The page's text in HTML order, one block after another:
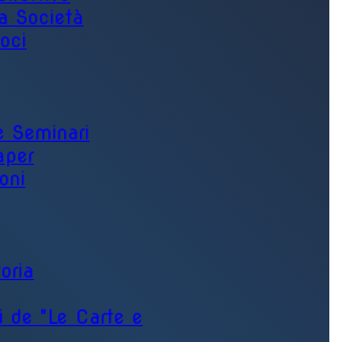
Società
Seminari
de "Le Carte e